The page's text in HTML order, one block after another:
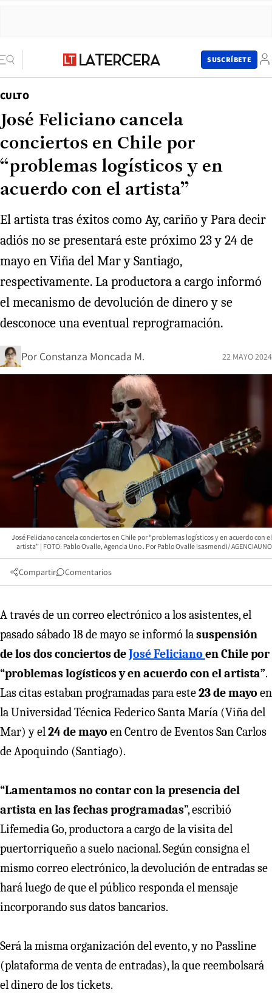
SUSCRÍBETE
CULTO
José Feliciano cancela
conciertos en Chile por
“problemas logísticos y en
acuerdo con el artista”
El artista tras éxitos como Ay, cariño y Para decir
adiós no se presentará este próximo 23 y 24 de
mayo en Viña del Mar y Santiago,
respectivamente. La productora a cargo informó
el mecanismo de devolución de dinero y se
desconoce una eventual reprogramación.
Por Constanza Moncada M. 22 MAYO 2024
José Feliciano cancela conciertos en Chile por “problemas logísticos y en acuerdo con el
artista” | FOTO: Pablo Ovalle, Agencia Uno
Pablo Ovalle Isasmendi/ AGENCIAUNO
Compartir Comentarios
A través de un correo electrónico a los asistentes, el
pasado sábado 18 de mayo se informó lasuspensión
de los dos conciertos deJosé Feliciano en Chile por
“problemas logísticos y en acuerdo con el artista”.
Las citas estaban programadas para este23 de mayo en
la Universidad Técnica Federico Santa María (Viña del
Mar) y el24 de mayo en Centro de Eventos San Carlos
de Apoquindo (Santiago).
“Lamentamos no contar con la presencia del
artista en las fechas programadas”, escribió
Lifemedia Go, productora a cargo de la visita del
puertorriqueño a suelo nacional. Según consigna el
mismo correo electrónico, la devolución de entradas se
hará luego de que el público responda el mensaje
incorporando sus datos bancarios.
Será la misma organización del evento, y no Passline
(plataforma de venta de entradas), la que reembolsará
el dinero de los tickets.